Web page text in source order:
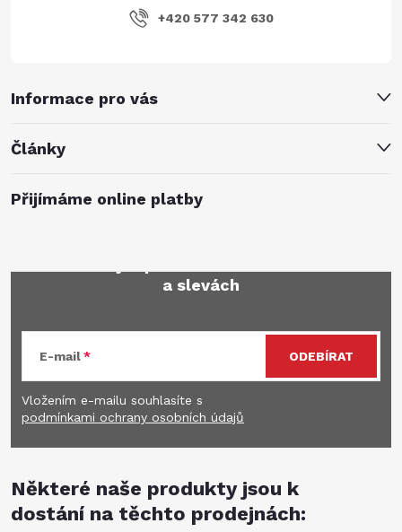
Informace pro vás
Články
+420 577 342 630
Přijímáme online platby
a slevách
E-mail
Vložením e-mailu souhlasíte s
podmínkami ochrany osobních údajů
ODEBÍRAT
Některé naše produkty jsou k
dostání na těchto prodejnách: